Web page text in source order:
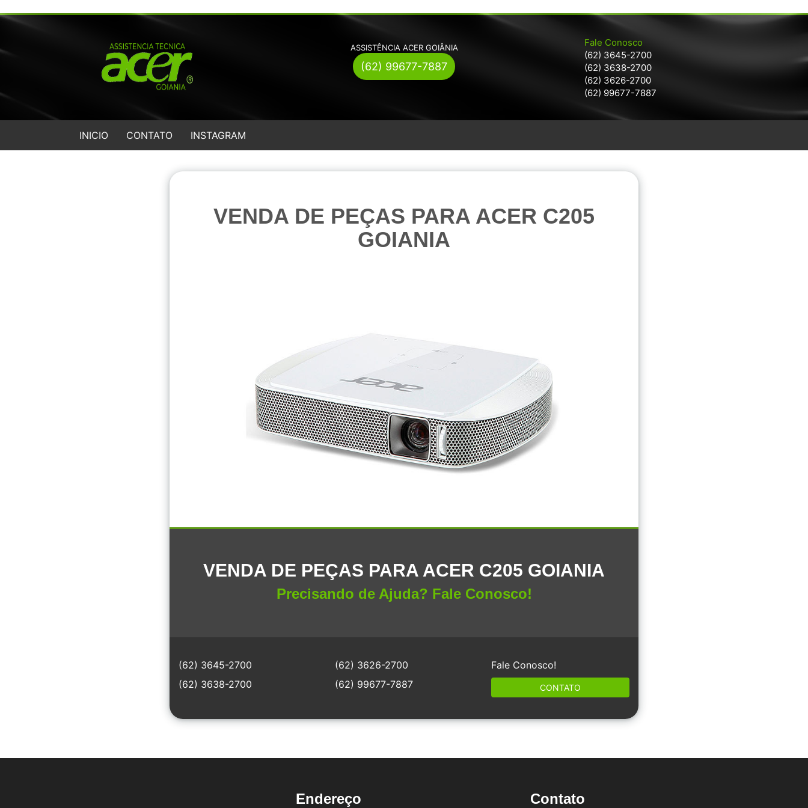
ASSISTÊNCIA ACER GOIÂNIA
(62) 99677-7887
Fale Conosco
(62) 3645-2700
(62) 3638-2700
(62) 3626-2700
(62) 99677-7887
INICIO CONTATO INSTAGRAM
VENDA DE PEÇAS PARA ACER C205
GOIANIA
VENDA DE PEÇAS PARA ACER C205 GOIANIA
Precisando de Ajuda? Fale Conosco!
(62) 3645-2700
(62) 3638-2700
(62) 3626-2700
(62) 99677-7887
Fale Conosco!
CONTATO
Endereço Contato